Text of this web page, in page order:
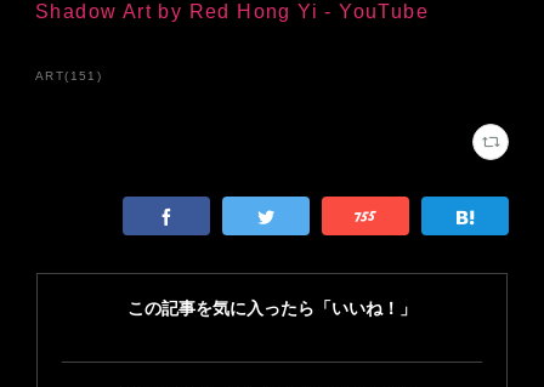
Shadow Art by Red Hong Yi - YouTube
ART( 151 )